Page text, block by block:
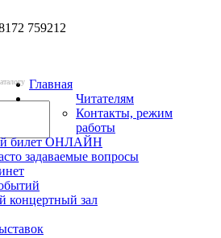
759212
Главная
Читателям
Контакты, режим
работы
билет ОНЛАЙН
задаваемые вопросы
концертный зал